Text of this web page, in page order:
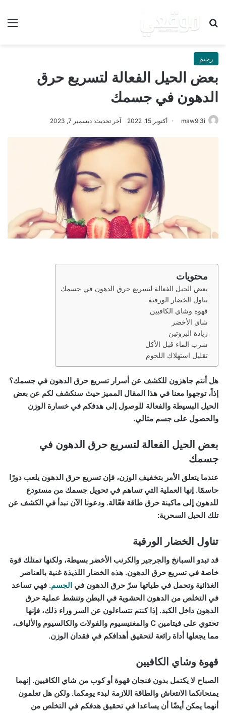
بحث عن
رجيم
بعض الحيل الفعالة لتسريع حرق
الدهون في جسمك
maw9i3i أكتوبر 15, 2022 آخر تحديث: ديسمبر 7, 2023
محتويات
بعض الحيل الفعالة لتسريع حرق الدهون في جسمك
تناول الخضار الورقية
قهوة وشاي الكافيين
شاي الأخضر
زيادة البروتين
شرب الماء قبل الأكل
تقليل استهلاك اللحوم
هل أنتم جاهزون للكشف عن أسرار تسريع حرق الدهون في جسمك؟
إذاً، توجهوا معنا في هذا المقال المميز حيث سنكشف لكم عن بعض
الحيل البسيطة والفعالة للوصول إلى هدفكم في خسارة الوزن
والحصول على جسم مثالي.
بعض الحيل الفعالة لتسريع حرق الدهون في
جسمك
عندما يتعلق الأمر بتخفيف الوزن، فإن تسريع حرق الدهون يلعب دورًا
حاسمًا. إنها العملية التي تساهم في تحويل جسمك من مستودع
للدهون إلى ماكينة حرق طاقة فعّالة. ودعونا الآن نبدأ في الكشف عن
تلك الحيل السحرية:
تناول الخضار الورقية
قد تبدو السبانخ والجرجير والكرنب الأخضر بسيطة، ولكنها تمتلك قوة
خاصة في تسريع حرق الدهون. هذه الخضار اللذيذة غنية بالعناصر
الغذائية وتحمل في طياتها سرّ حرق الدهون في الجسم. فهي تساعد
في التخلص من الدهون الحشوية في البطن وتنشط عملية حرق
الدهون داخل الكبد. إذا كنتم تتساءلون عن السر وراء ذلك، فإنها
تحتوي على فيتامين C والمغنيسيوم والفولات والكالسيوم والألياف،
مما يجعلها أداة رائعة لتحقيق أهدافكم في فقدان الوزن.
قهوة وشاي الكافيين
الصباح لا يكتمل بدون فنجان قهوة أو كوب من شاي الكافيين. إنهما
يمنحانكما الانتعاش والطاقة اللازمة لبدء يومكما. ولكن هل تعلمون
أنهما يمكن أيضًا أن يساعدا في تحقيق هدفكم في التخلص من